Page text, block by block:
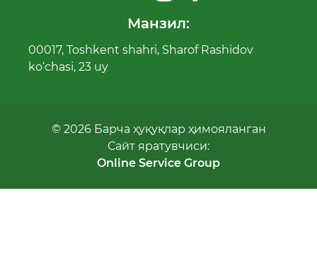
Манзил:
00017, Toshkent shahri, Sharof Rashidov
ko‘chasi, 23 uy
© 2026 Барча ҳуқуқлар ҳимояланган
Сайт яратувчиси:
Online Service Group